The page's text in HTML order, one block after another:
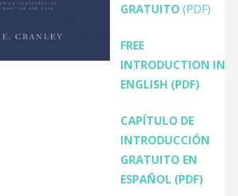
GRATUITO (PDF)
FREE
INTRODUCTION IN
ENGLISH (PDF)
CAPÍTULO DE
INTRODUCCIÓN
GRATUITO EN
ESPAÑOL (PDF)